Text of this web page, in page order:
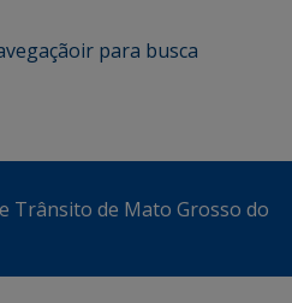
ir para busca
Trânsito de Mato Grosso do